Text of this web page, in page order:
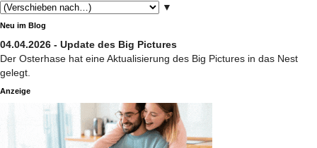
▼
Neu im Blog
04.04.2026 - Update des Big Pictures
Der Osterhase hat eine Aktualisierung des Big Pictures in das Nest
gelegt.
Anzeige